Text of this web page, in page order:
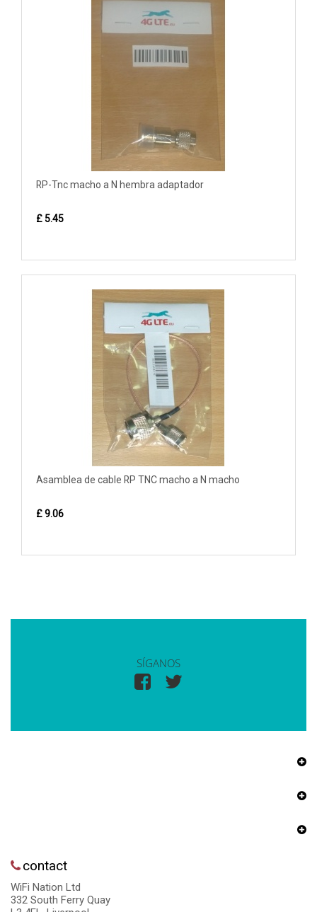
RP-Tnc macho a N hembra adaptador
£ 5.45
Asamblea de cable RP TNC macho a N macho
£ 9.06
SÍGANOS
contact
WiFi Nation Ltd
332 South Ferry Quay